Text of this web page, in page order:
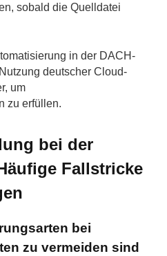
sobald die Quelldatei
in der DACH-
deutscher Cloud-
um
zu erfüllen.
bei der
Fallstricke
bei
zu vermeiden sind